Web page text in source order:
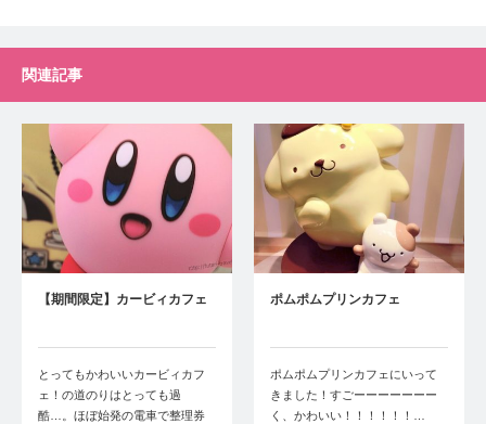
関連記事
【期間限定】カービィカフェ
とってもかわいいカービィカフ
ェ！の道のりはとっても過
酷…。ほぼ始発の電車で整理券
ポムポムプリンカフェ
ポムポムプリンカフェにいって
きました！すごーーーーーーー
く、かわいい！！！！！！…